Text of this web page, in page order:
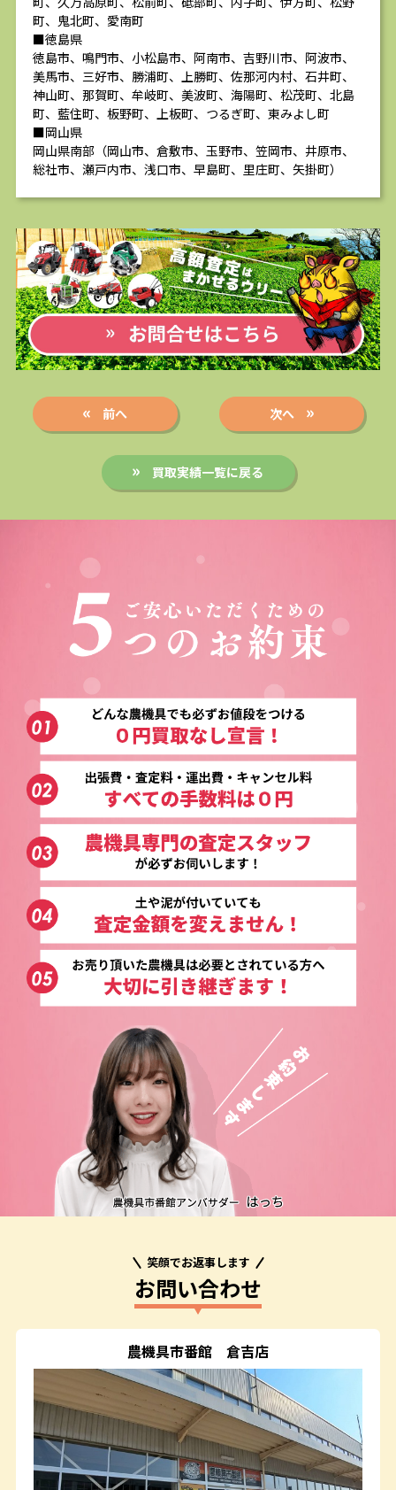
町、鬼北町、愛南町
■徳島県
徳島市、鳴門市、小松島市、阿南市、吉野川市、阿波市、
美馬市、三好市、勝浦町、上勝町、佐那河内村、石井町、
神山町、那賀町、牟岐町、美波町、海陽町、松茂町、北島
町、藍住町、板野町、上板町、つるぎ町、東みよし町
■岡山県
岡山県南部（岡山市、倉敷市、玉野市、笠岡市、井原市、
総社市、瀬戸内市、浅口市、早島町、里庄町、矢掛町）
前へ 次へ
買取実績一覧に戻る
笑顔でお返事します
お問い合わせ
農機具市番館 倉吉店